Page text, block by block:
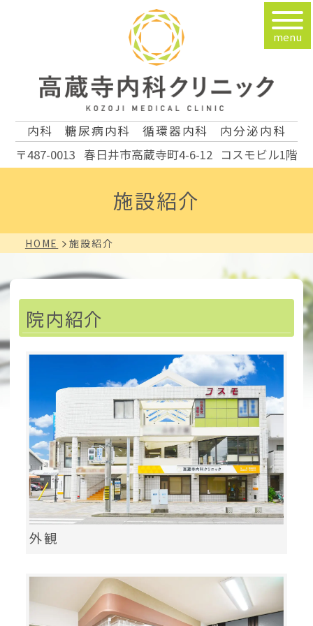
内科 糖尿病内科 循環器内科
内分泌内科
〒487-0013 春日井市高蔵寺町4-6-12 コスモビル1階
menu
施設紹介
HOME 施設紹介
院内紹介
外観